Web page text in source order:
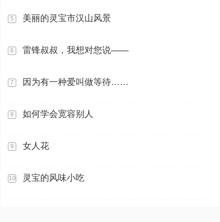
5 美丽的灵宝市汉山风景
6 雷锋叔叔，我想对您说——
7 因为有一种爱叫做等待……
8 如何学会宽容别人
9 女人花
10 灵宝的风味小吃